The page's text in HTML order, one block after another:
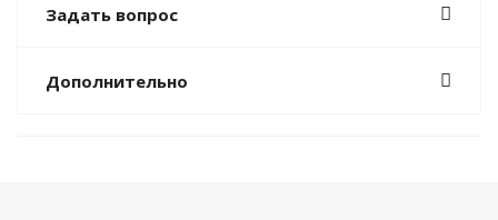
Задать вопрос
Дополнительно